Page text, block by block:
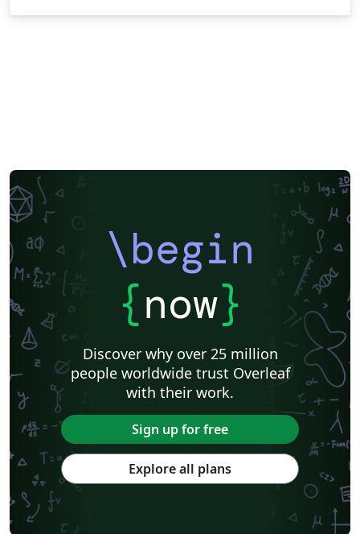
\begin
{now}
Discover why over 25 million
people worldwide trust Overleaf
with their work.
Sign up for free
Explore all plans